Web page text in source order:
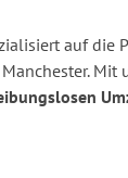
auf die
Mit